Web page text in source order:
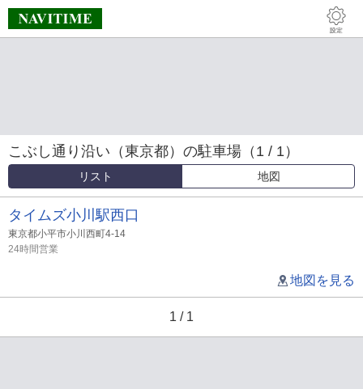
こぶし通り沿い（東京都）の駐車場（1 / 1）
リスト 地図
タイムズ小川駅西口
東京都小平市小川西町4-14
24時間営業
地図を見る
1 / 1